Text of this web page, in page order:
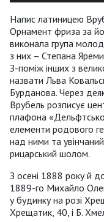
Напис латиницею
Орнамент фриза за
виконала група
з них – Степана
З-поміж інших з
назвати Льва
Бурданова. Через
Врубель розписує
плафона
елементи родового
над ними та
рицарський шолом.
З осені 1888 року й
1889-го Михайло
у будинку на розі
Хрещатик, 40, і Б.